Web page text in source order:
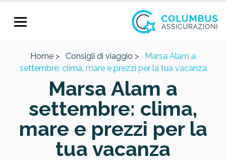
Home > Consigli di viaggio >
Marsa Alam a
settembre: clima, mare e prezzi per la tua vacanza
Marsa Alam a
settembre: clima,
mare e prezzi per la
tua vacanza